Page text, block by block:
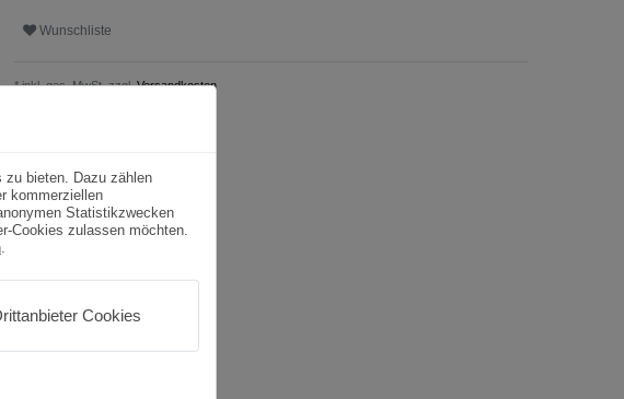
Wunschliste
* inkl. ges. MwSt. zzgl.Versandkosten
zu bieten. Dazu zählen
kommerziellen
Statistikzwecken
Cookies zulassen möchten.
Cookies